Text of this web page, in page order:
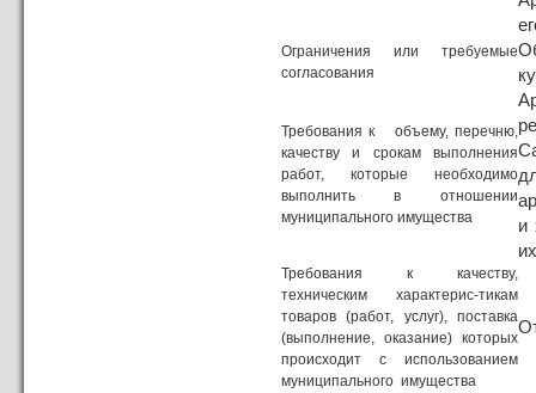
Ограничения или требуемые
согласования
Требования к объему, перечню,
качеству и срокам выполнения
работ, которые необходимо
выполнить в отношении
муниципального имущества
и
Требования к качеству,
техническим характерис-тикам
товаров (работ, услуг), поставка
(выполнение, оказание) которых
происходит с использованием
муниципального имущества